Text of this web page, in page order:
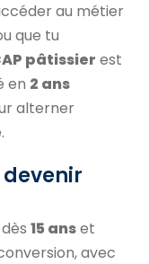
au métier
que tu
pâtissier est
en 2 ans
alterner
15 anset
avec